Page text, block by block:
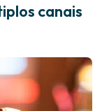
canais